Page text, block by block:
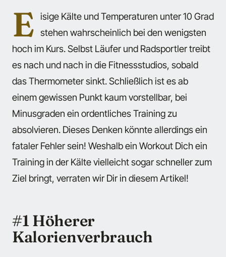
E isige Kälte und Temperaturen unter 10 Grad
stehen wahrscheinlich bei den wenigsten
hoch im Kurs. Selbst Läufer und Radsportler treibt
es nach und nach in die Fitnessstudios, sobald
das Thermometer sinkt. Schließlich ist es ab
einem gewissen Punkt kaum vorstellbar, bei
Minusgraden ein ordentliches Training zu
absolvieren. Dieses Denken könnte allerdings ein
fataler Fehler sein! Weshalb ein Workout Dich ein
Training in der Kälte vielleicht sogar schneller zum
Ziel bringt, verraten wir Dir in diesem Artikel!
#1 Höherer
Kalorienverbrauch